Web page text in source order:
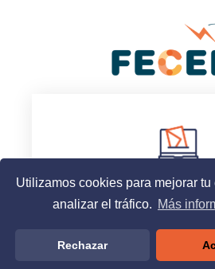
Utilizamos cookies para mejorar
analizar el tráfico. Más
Rechazar
Aviso legal
Politica de
Contacto
Suscripción al
Acceder